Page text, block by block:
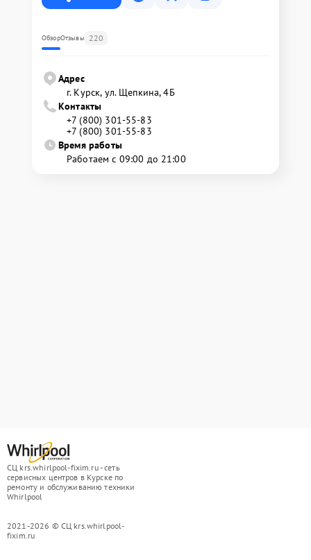
ОбзорОтзывы 220
Адрес
г. Курск, ул. Щепкина, 4Б
Контакты
+7 (800) 301-55-83
+7 (800) 301-55-83
Время работы
Работаем с 09:00 до 21:00
СЦ krs.whirlpool-fixim.ru - сеть
сервисных центров в Курске по
ремонту и обслуживанию техники
Whirlpool
2021-2026 © СЦ krs.whirlpool-
fixim.ru